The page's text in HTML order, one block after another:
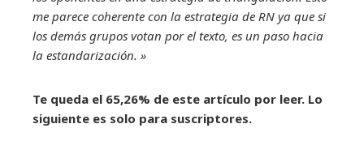
me parece coherente con la estrategia de RN ya que si
los demás grupos votan por el texto, es un paso hacia
la estandarización. »
Te queda el 65,26% de este artículo por leer. Lo
siguiente es solo para suscriptores.